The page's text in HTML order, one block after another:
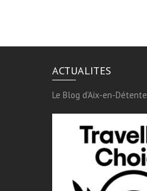
ACTUALITES
Le Blog d’Aix-en-Détente